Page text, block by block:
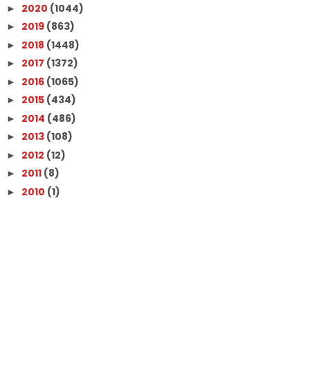
► 2020 (1044)
► 2019 (863)
► 2018 (1448)
► 2017 (1372)
► 2016 (1065)
► 2015 (434)
► 2014 (486)
► 2013 (108)
► 2012 (12)
► 2011 (8)
► 2010 (1)